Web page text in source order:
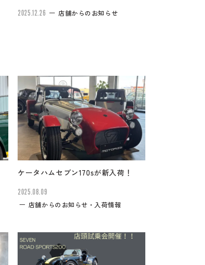
2025.12.26 店舗からのお知らせ
ケータハムセブン170sが新入荷！
2025.08.09
店舗からのお知らせ・入荷情報